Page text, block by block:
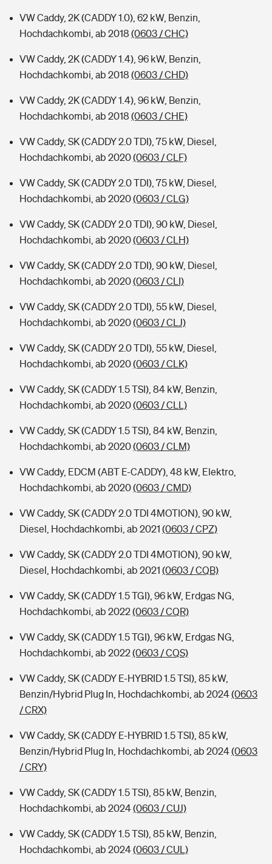
VW Caddy, 2K (CADDY 1.0), 62 kW, Benzin,
Hochdachkombi, ab 2018 (0603 / CHC)
VW Caddy, 2K (CADDY 1.4), 96 kW, Benzin,
Hochdachkombi, ab 2018 (0603 / CHD)
VW Caddy, 2K (CADDY 1.4), 96 kW, Benzin,
Hochdachkombi, ab 2018 (0603 / CHE)
VW Caddy, SK (CADDY 2.0 TDI), 75 kW, Diesel,
Hochdachkombi, ab 2020(0603 / CLF)
VW Caddy, SK (CADDY 2.0 TDI), 75 kW, Diesel,
Hochdachkombi, ab 2020(0603 / CLG)
VW Caddy, SK (CADDY 2.0 TDI), 90 kW, Diesel,
Hochdachkombi, ab 2020(0603 / CLH)
VW Caddy, SK (CADDY 2.0 TDI), 90 kW, Diesel,
Hochdachkombi, ab 2020(0603 / CLI)
VW Caddy, SK (CADDY 2.0 TDI), 55 kW, Diesel,
Hochdachkombi, ab 2020(0603 / CLJ)
VW Caddy, SK (CADDY 2.0 TDI), 55 kW, Diesel,
Hochdachkombi, ab 2020(0603 / CLK)
VW Caddy, SK (CADDY 1.5 TSI), 84 kW, Benzin,
Hochdachkombi, ab 2020(0603 / CLL)
VW Caddy, SK (CADDY 1.5 TSI), 84 kW, Benzin,
Hochdachkombi, ab 2020(0603 / CLM)
VW Caddy, EDCM (ABT E-CADDY), 48 kW, Elektro,
Hochdachkombi, ab 2020(0603 / CMD)
VW Caddy, SK (CADDY 2.0 TDI 4MOTION), 90 kW,
Diesel, Hochdachkombi, ab 2021 (0603 / CPZ)
VW Caddy, SK (CADDY 2.0 TDI 4MOTION), 90 kW,
Diesel, Hochdachkombi, ab 2021 (0603 / CQB)
VW Caddy, SK (CADDY 1.5 TGI), 96 kW, Erdgas NG,
Hochdachkombi, ab 2022(0603 / CQR)
VW Caddy, SK (CADDY 1.5 TGI), 96 kW, Erdgas NG,
Hochdachkombi, ab 2022(0603 / CQS)
VW Caddy, SK (CADDY E-HYBRID 1.5 TSI), 85 kW,
Benzin/Hybrid Plug In, Hochdachkombi, ab 2024(0603
/ CRX)
VW Caddy, SK (CADDY E-HYBRID 1.5 TSI), 85 kW,
Benzin/Hybrid Plug In, Hochdachkombi, ab 2024(0603
/ CRY)
VW Caddy, SK (CADDY 1.5 TSI), 85 kW, Benzin,
Hochdachkombi, ab 2024(0603 / CUJ)
VW Caddy, SK (CADDY 1.5 TSI), 85 kW, Benzin,
Hochdachkombi, ab 2024(0603 / CUL)